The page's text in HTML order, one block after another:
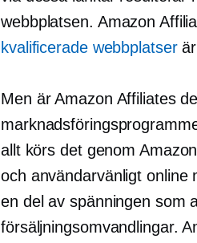
webbplatsen. Amazon
kvalificerade webbplatserär
Men är Amazon Affiliates
allt körs det genom
och användarvänligt online
en del av spänningen som
försäljningsomvandlingar.